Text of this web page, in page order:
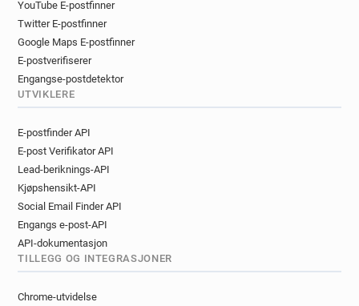
YouTube E-postfinner
Twitter E-postfinner
Google Maps E-postfinner
E-postverifiserer
Engangse-postdetektor
UTVIKLERE
E-postfinder API
E-post Verifikator API
Lead-beriknings-API
Kjøpshensikt-API
Social Email Finder API
Engangs e-post-API
API-dokumentasjon
TILLEGG OG INTEGRASJONER
Chrome-utvidelse